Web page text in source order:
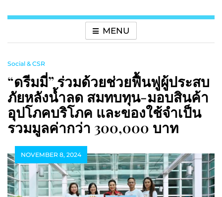
MENU
Social & CSR
“ดรีมมี่” ร่วมด้วยช่วยฟื้นฟูผู้ประสบ
ภัยหลังน้ำลด สมทบทุน-มอบสินค้า
อุปโภคบริโภค และของใช้จำเป็น
รวมมูลค่ากว่า 300,000 บาท
NOVEMBER 8, 2024